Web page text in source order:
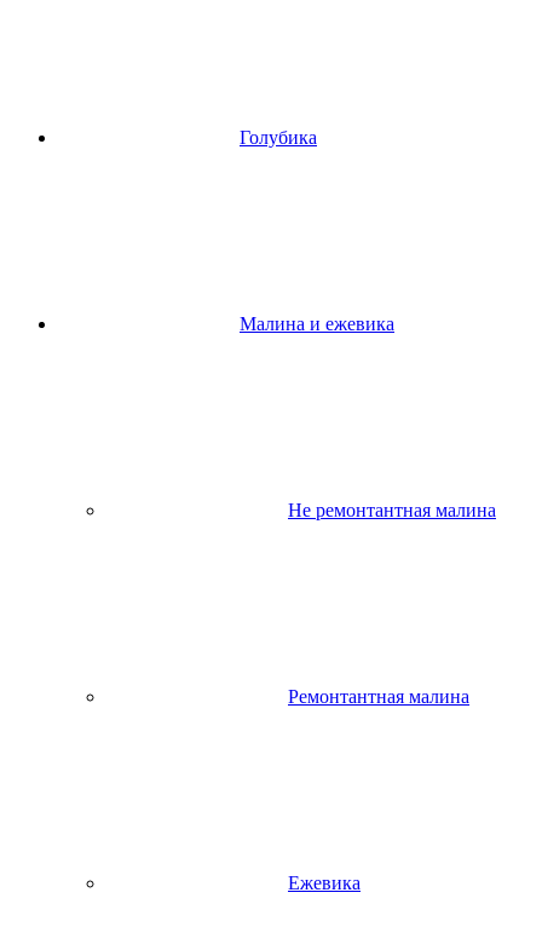
Голубика
Малина и ежевика
Не ремонтантная малина
Ремонтантная малина
Ежевика